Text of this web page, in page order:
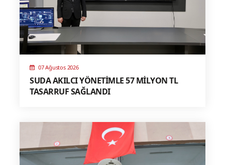
07 Ağustos 2026
SUDA AKILCI YÖNETİMLE 57 MİLYON TL
TASARRUF SAĞLANDI